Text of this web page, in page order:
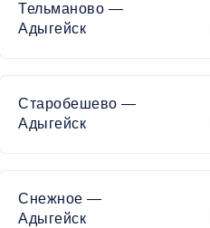
Тельманово —
Адыгейск
Старобешево —
Адыгейск
Снежное —
Адыгейск